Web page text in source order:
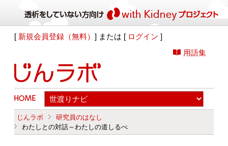
[ 新規会員登録（無料）] または [ ログイン ]
用語集
じんラボ
研究員のはなし
わたしとの対話～わたしの道しるべ